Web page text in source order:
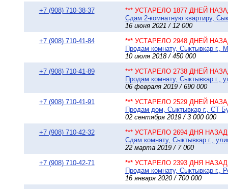
+7 (908) 710-38-37
*** УСТАРЕЛО 1877 ДНЕЙ
Сдам 2-комнатную квартиру,
16 июня 2021 / 12 000
+7 (908) 710-41-84
*** УСТАРЕЛО 2948 ДНЕЙ
Продам комнату, Сыктывкар г.,
10 июля 2018 / 450 000
+7 (908) 710-41-89
*** УСТАРЕЛО 2738 ДНЕЙ
Продам комнату, Сыктывкар г.,
06 февраля 2019 / 690 000
+7 (908) 710-41-91
*** УСТАРЕЛО 2529 ДНЕЙ
Продам дом, Сыктывкар г., СТ
02 сентября 2019 / 3 000 000
+7 (908) 710-42-32
*** УСТАРЕЛО 2694 ДНЯ НАЗАД
Сдам комнату, Сыктывкар г.,
22 марта 2019 / 7 000
+7 (908) 710-42-71
*** УСТАРЕЛО 2393 ДНЯ НАЗАД
Продам комнату, Сыктывкар г.,
16 января 2020 / 700 000